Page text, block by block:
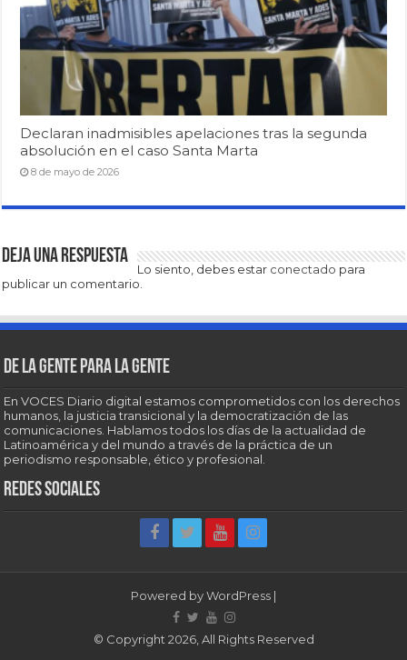
Declaran inadmisibles apelaciones tras la segunda
absolución en el caso Santa Marta
8 de mayo de 2026
Deja una respuesta
Lo siento, debes estar conectado para
publicar un comentario.
De la gente para la gente
En VOCES Diario digital estamos comprometidos con los derechos
humanos, la justicia transicional y la democratización de las
comunicaciones. Hablamos todos los días de la actualidad de
Latinoamérica y del mundo a través de la práctica de un
periodismo responsable, ético y profesional.
Redes sociales
Powered byWordPress |
© Copyright 2026, All Rights Reserved